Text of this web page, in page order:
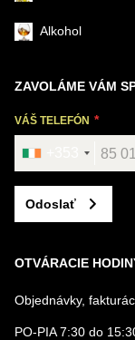
Alkohol
ZAVOLÁME VÁM
VÁŠ TELEFÓN
Odoslať
OTVÁRACIE
Objednávky,
PO-PIA 7:30 do